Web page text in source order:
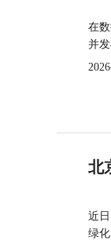
在
并发
北
近
绿